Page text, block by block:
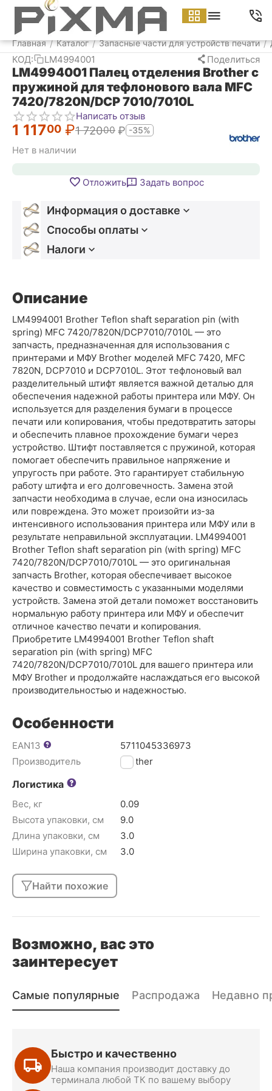
Главная / Каталог / Запасные части для устройств печати /
КОД: LM4994001 Поделиться
LM4994001 Палец отделения Brother с
пружиной для тефлонового вала MFC
7420/7820N/DCP 7010/7010L
Написать отзыв
1 11700 ₽1 72000 ₽ -35%
Нет в наличии
Отложить Задать вопрос
Информация о доставке
Способы оплаты
Налоги
Описание
LM4994001 Brother Teflon shaft separation pin (with
spring) MFC 7420/7820N/DCP7010/7010L — это
запчасть, предназначенная для использования с
принтерами и МФУ Brother моделей MFC 7420, MFC
7820N, DCP7010 и DCP7010L. Этот тефлоновый вал
разделительный штифт является важной деталью для
обеспечения надежной работы принтера или МФУ. Он
используется для разделения бумаги в процессе
печати или копирования, чтобы предотвратить заторы
и обеспечить плавное прохождение бумаги через
устройство. Штифт поставляется с пружиной, которая
помогает обеспечить правильное напряжение и
упругость при работе. Это гарантирует стабильную
работу штифта и его долговечность. Замена этой
запчасти необходима в случае, если она износилась
или повреждена. Это может произойти из-за
интенсивного использования принтера или МФУ или в
результате неправильной эксплуатации. LM4994001
Brother Teflon shaft separation pin (with spring) MFC
7420/7820N/DCP7010/7010L — это оригинальная
запчасть Brother, которая обеспечивает высокое
качество и совместимость с указанными моделями
устройств. Замена этой детали поможет восстановить
нормальную работу принтера или МФУ и обеспечит
отличное качество печати и копирования.
Приобретите LM4994001 Brother Teflon shaft
separation pin (with spring) MFC
7420/7820N/DCP7010/7010L для вашего принтера или
МФУ Brother и продолжайте наслаждаться его высокой
производительностью и надежностью.
Особенности
EAN13
5711045336973
Производитель
Brother
Логистика
Вес, кг
0.09
Высота упаковки, см
9.0
Длина упаковки, см
3.0
Ширина упаковки, см
3.0
Найти похожие
Возможно, вас это
заинтересует
Самые популярные Распродажа Недавно
Быстро и качественно
Наша компания производит доставку до
терминала любой ТК по вашему выбору
Меню Найти Корзина Аккаунт